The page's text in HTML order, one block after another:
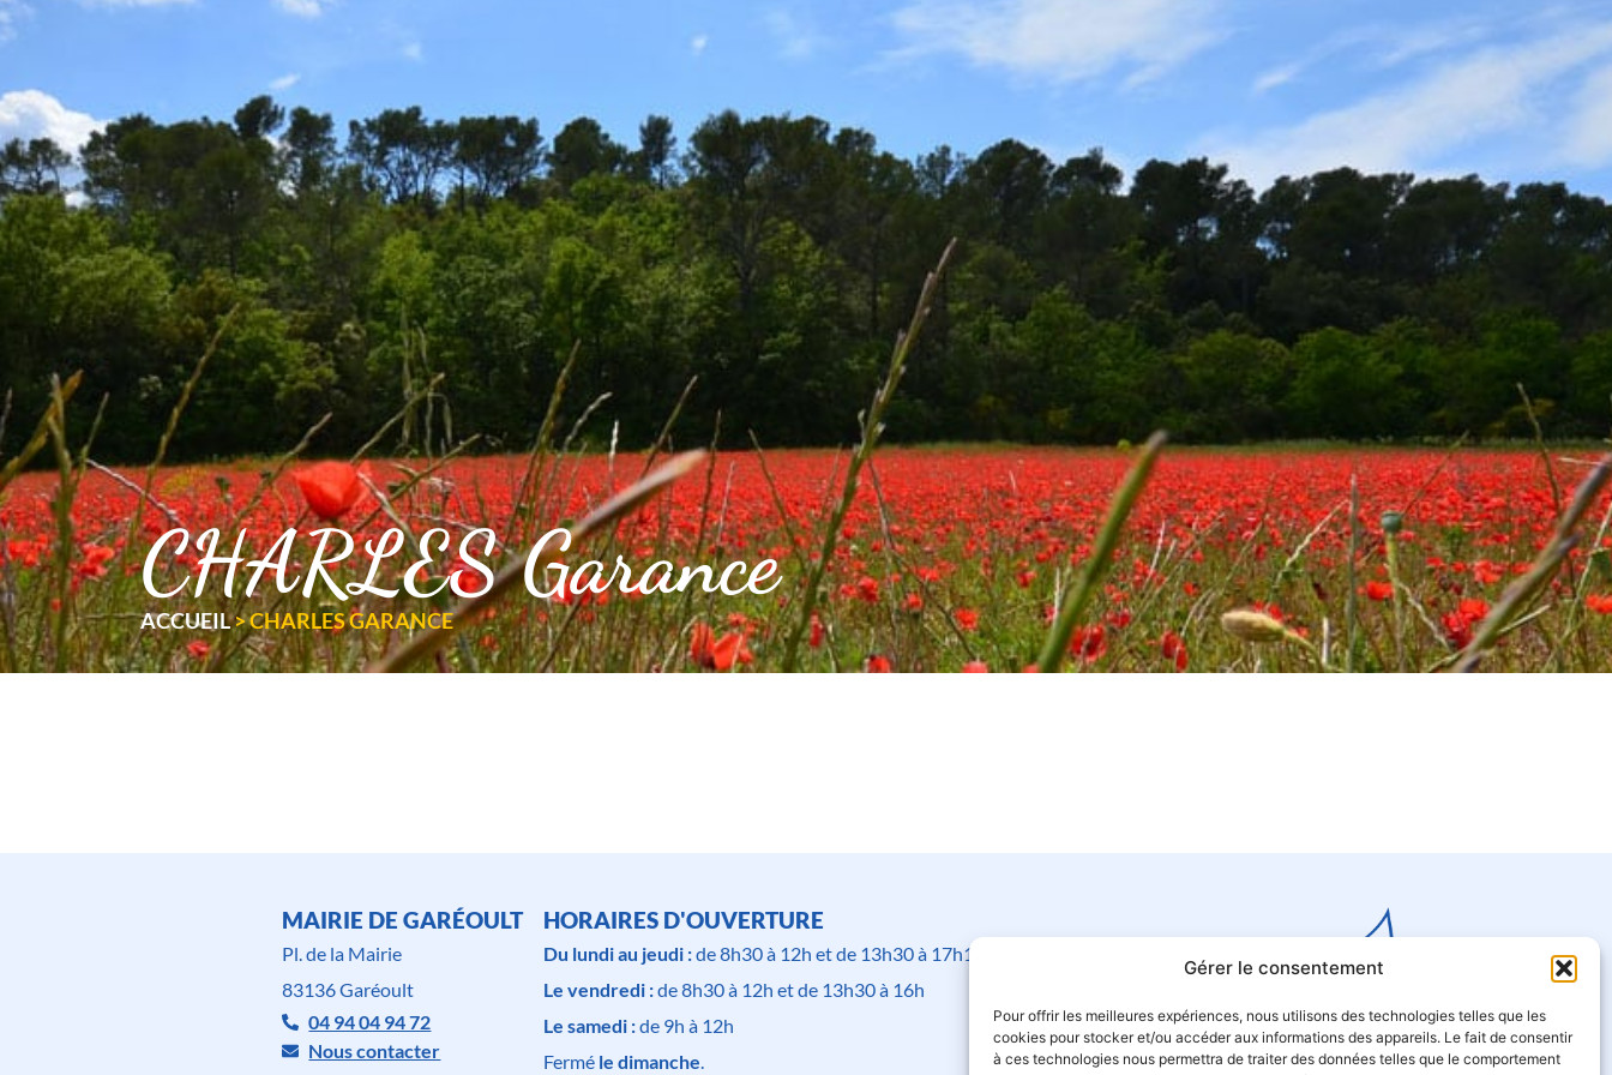
Gérer le consentement
Pour offrir les meilleures expériences, nous utilisons des technologies telles que les
cookies pour stocker et/ou accéder aux informations des appareils. Le fait de consentir
à ces technologies nous permettra de traiter des données telles que le comportement
CADRE DE VIE VOS LOISIRS
CHARLES Garance
ACCUEIL>CHARLES GARANCE
MAIRIE DE GARÉOULT
Pl. de la Mairie
83136 Garéoult
04 94 04 94 72
Nous contacter
HORAIRES D'OUVERTURE
Du lundi au jeudi :de 8h30 à 12h et de 13h30 à 17h15
Le vendredi :de 8h30 à 12h et de 13h30 à 16h
Le samedi :de 9h à 12h
Fermé le dimanche.